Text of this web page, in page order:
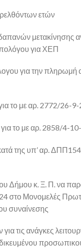
ετών
μετακίνησης
για ΧΕΠ
για την πληρωμή
το με αρ. 2772/26-
το με αρ. 2858/4-
της υπ’ αρ.
Δήμου κ. Ξ. Π. να
Μονομελές
συναίνεσης
τις ανάγκες